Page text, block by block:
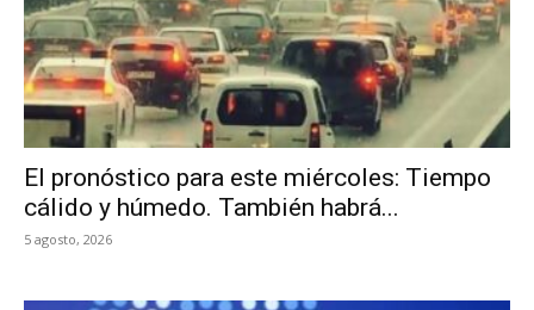
El pronóstico para este miércoles: Tiempo
cálido y húmedo. También habrá...
5 agosto, 2026